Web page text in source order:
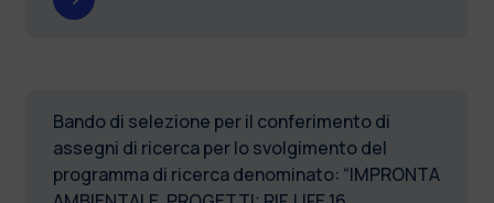
Bando di selezione per il conferimento di
assegni di ricerca per lo svolgimento del
programma di ricerca denominato: “IMPRONTA